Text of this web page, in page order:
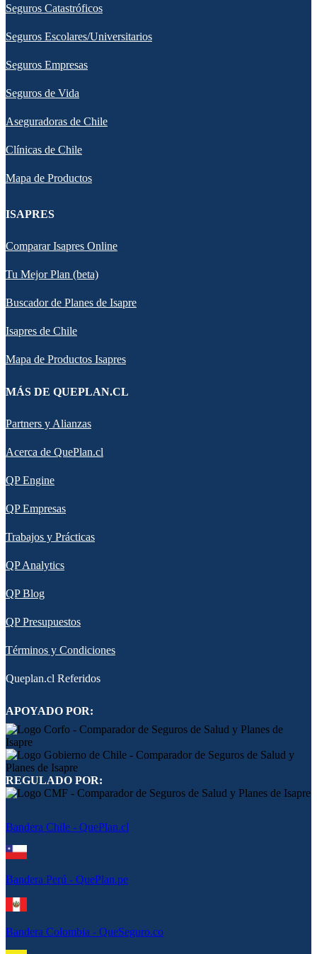
Seguros Catastróficos
Seguros Escolares/Universitarios
Seguros Empresas
Seguros de Vida
Aseguradoras de Chile
Clínicas de Chile
Mapa de Productos
ISAPRES
Comparar Isapres Online
Tu Mejor Plan (beta)
Buscador de Planes de Isapre
Isapres de Chile
Mapa de Productos Isapres
MÁS DE QUEPLAN.CL
Partners y Alianzas
Acerca de QuePlan.cl
QP Engine
QP Empresas
Trabajos y Prácticas
QP Analytics
QP Blog
QP Presupuestos
Términos y Condiciones
Queplan.cl Referidos
APOYADO POR:
REGULADO POR:
Bandera Chile - QuePlan.cl
Bandera Perú - QuePlan.pe
Bandera Colombia - QueSeguro.co